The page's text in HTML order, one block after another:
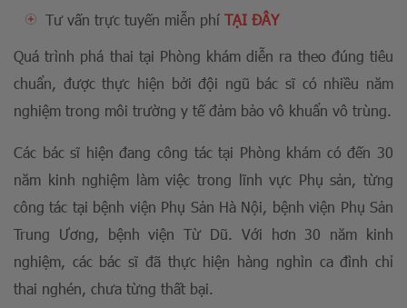
Tư vấn trực tuyến miễn phí TẠI ĐÂY
Quá trình phá thai tại Phòng khám diễn ra theo đúng tiêu
chuẩn, được thực hiện bởi đội ngũ bác sĩ có nhiều năm
nghiệm trong môi trường y tế đảm bảo vô khuẩn vô trùng.
Các bác sĩ hiện đang công tác tại Phòng khám có đến 30
năm kinh nghiệm làm việc trong lĩnh vực Phụ sản, từng
công tác tại bệnh viện Phụ Sản Hà Nội, bệnh viện Phụ Sản
Trung Ương, bệnh viện Từ Dũ. Với hơn 30 năm kinh
nghiệm, các bác sĩ đã thực hiện hàng nghìn ca đình chỉ
thai nghén, chưa từng thất bại.